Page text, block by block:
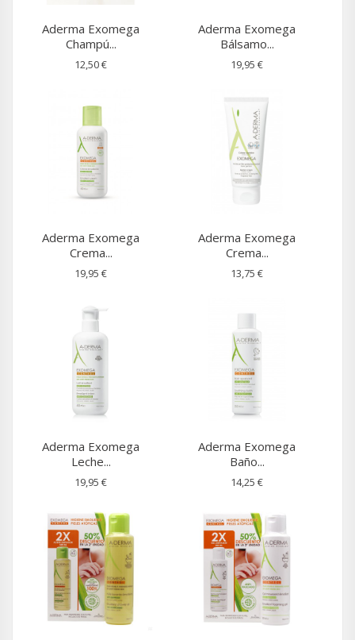
Aderma Exomega
Champú...
12,50 €
Aderma Exomega
Bálsamo...
19,95 €
Aderma Exomega
Crema...
19,95 €
Aderma Exomega
Crema...
13,75 €
Aderma Exomega
Leche...
19,95 €
Aderma Exomega
Baño...
14,25 €